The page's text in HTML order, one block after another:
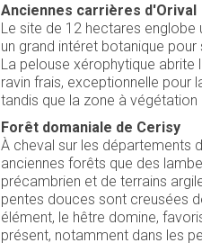
Anciennes carrières d'Orival
Le site de 12 hectares englobe
un grand intéret botanique
La pelouse xérophytique
ravin frais, exceptionnelle pour
tandis que la zone à
Forêt domaniale de Cerisy
À cheval sur les départements
anciennes forêts que des
précambrien et de terrains
pentes douces sont creusées
élément, le hêtre domine,
présent, notamment dans les